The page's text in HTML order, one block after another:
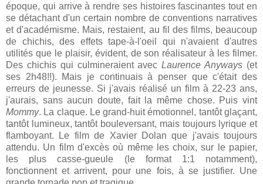
époque, qui arrive à rendre ses histoires fascinantes tout en
se détachant d'un certain nombre de conventions narratives
et d'académisme. Mais, restaient, au fil des films, beaucoup
de chichis, des effets tape-à-l'oeil qui n'avaient d'autres
utilités que le plaisir, évident, de son réalisateur à les filmer.
Des chichis qui culmineraient avecLaurence Anyways (et
ses 2h48!!). Mais je continuais à penser que c'était des
erreurs de jeunesse. Si j'avais réalisé un film à 22-23 ans,
j'aurais, sans aucun doute, fait la même chose. Puis vint
Mommy. La claque. Le grand-huit émotionnel, tantôt glaçant,
tantôt lumineux, tantôt bouleversant, mais toujours lyrique et
flamboyant. Le film de Xavier Dolan que j'avais toujours
attendu. Un film d'excès où même les choix, sur le papier,
les plus casse-gueule (le format 1:1 notamment),
fonctionnent et arrivent, pour une fois, à se justifier. Une